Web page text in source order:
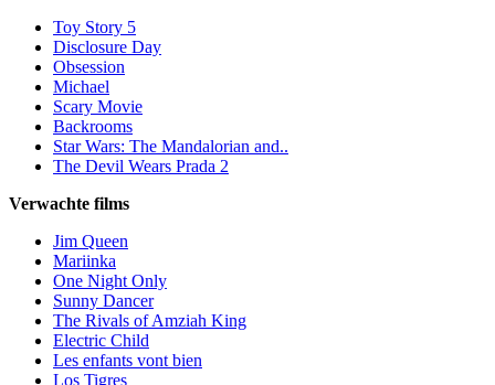
Toy Story 5
Disclosure Day
Obsession
Michael
Scary Movie
Backrooms
Star Wars: The Mandalorian and..
The Devil Wears Prada 2
Verwachte films
Jim Queen
Mariinka
One Night Only
Sunny Dancer
The Rivals of Amziah King
Electric Child
Les enfants vont bien
Los Tigres